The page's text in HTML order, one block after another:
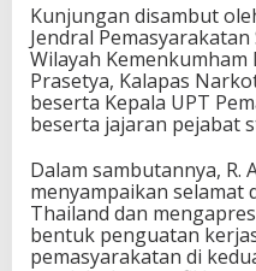
Kunjungan disambut
Jendral
Wilayah Kemenkumham
Prasetya, Kalapas
beserta Kepala UPT
beserta jajaran pejabat
Dalam sambutannya, R.
menyampaikan selamat
Thailand dan
bentuk penguatan
pemasyarakatan di